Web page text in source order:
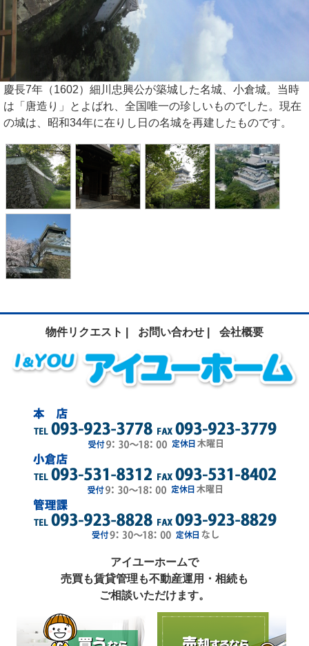
慶長7年（1602）細川忠興公が築城した名城、小倉城。当時
は「唐造り」とよばれ、全国唯一の珍しいものでした。現在
の城は、昭和34年に在りし日の名城を再建したものです。
物件リクエスト | お問い合わせ | 会社概要
アイユーホームで
売買も賃貸管理も不動産運用・相続も
ご相談いただけます。